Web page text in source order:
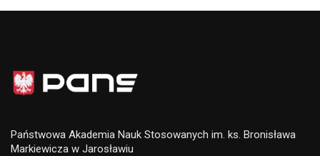
Państwowa Akademia Nauk Stosowanych im. ks. Bronisława
Markiewicza w Jarosławiu